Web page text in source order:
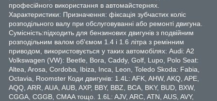
професійного використання в автомайстернях.
Характеристики: Призначення: фіксація зубчастих коліс
розподільного валу при обслуговуванні або ремонті двигуна.
Сумісність:підходить для бензинових двигунів з подвійним
розподільним валом об'ємом 1.4 і 1.6 літра з ремінним
приводом, використовується у таких автомобілях: Audi: A2
Volkswagen (VW): Beetle, Bora, Caddy, Golf, Lupo, Polo Seat:
Altea, Arosa, Cordoba, Ibiza, Inca, Leon, Toledo Skoda: Fabia,
Octavia, Roomster Коди двигунів: 1.4L: AFK, AHW, AKQ, APE,
AQQ, ARR, AUA, AUB, AXP, BBY, BBZ, BCA, BKY, BUD, BXW,
CGGA, CGGB, CMAA тощо. 1.6L: AJV, ARC, ATN, AUS, AVY,